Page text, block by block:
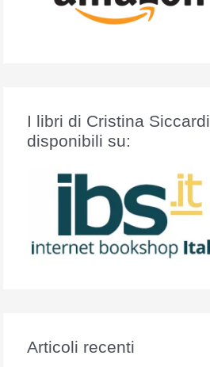
I libri di Cristina Siccardi
disponibili su:
Articoli recenti